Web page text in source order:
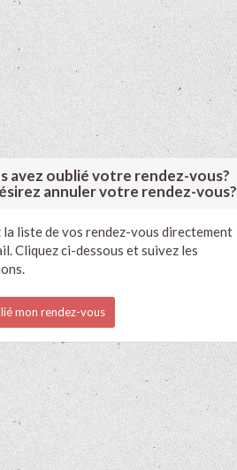
avez oublié votre rendez-vous?
annuler votre rendez-vous?
la liste de vos rendez-vous directement
Cliquez ci-dessous et suivez les
mon rendez-vous